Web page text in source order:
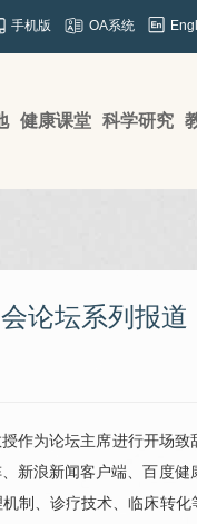
手机版 OA系统
健康课堂 科学研究
论坛系列报
作为论坛主席进行开场
新浪新闻客户端、百度
制、诊疗技术、临床转化